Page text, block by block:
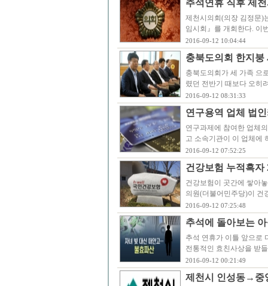
추석연휴 직후 제
제천시의회(의장 김정문)
임시회』를 개회한다. 이
2016-09-12 10:04:44
충북도의회 한지붕
충북도의회가 세 가족 으
렸던 전반기 때보다 오히
2016-09-12 08:31:33
연구용역 업체 법
연구과제에 참여한 업체
고 소속기관이 이 업체에
2016-09-12 07:52:25
건강보험 누적흑
건강보험이 곳간에 쌓아
의원(더불어민주당)이
2016-09-12 07:25:48
추석에 돌아보는
추석 연휴가 이틀 앞으로
전통적인 효친사상을 받
2016-09-12 00:21:49
제천시 인성동→중